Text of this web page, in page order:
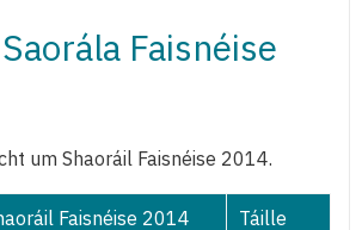
Faisnéise
um Shaoráil Faisnéise 2014.
Faisnéise 2014 Táille